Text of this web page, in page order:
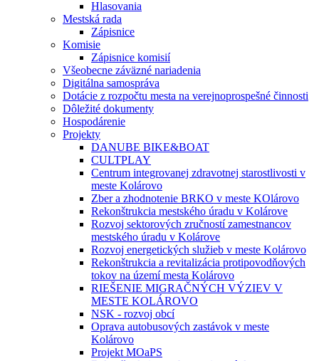
Hlasovania
Mestská rada
Zápisnice
Komisie
Zápisnice komisií
Všeobecne záväzné nariadenia
Digitálna samospráva
Dotácie z rozpočtu mesta na verejnoprospešné činnosti
Dôležité dokumenty
Hospodárenie
Projekty
DANUBE BIKE&BOAT
CULTPLAY
Centrum integrovanej zdravotnej starostlivosti v
meste Kolárovo
Zber a zhodnotenie BRKO v meste KOlárovo
Rekonštrukcia mestského úradu v Kolárove
Rozvoj sektorových zručností zamestnancov
mestského úradu v Kolárove
Rozvoj energetických služieb v meste Kolárovo
Rekonštrukcia a revitalizácia protipovodňových
tokov na území mesta Kolárovo
RIEŠENIE MIGRAČNÝCH VÝZIEV V
MESTE KOLÁROVO
NSK - rozvoj obcí
Oprava autobusových zastávok v meste
Kolárovo
Projekt MOaPS